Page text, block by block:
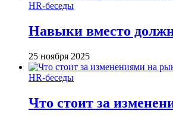
HR-беседы
Навыки вместо
25 ноября 2025
HR-беседы
Что стоит за